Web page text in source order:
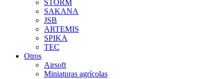
STORM
SAKANA
JSB
ARTEMIS
SPIKA
TEC
Otros
Airsoft
Miniaturas agrícolas